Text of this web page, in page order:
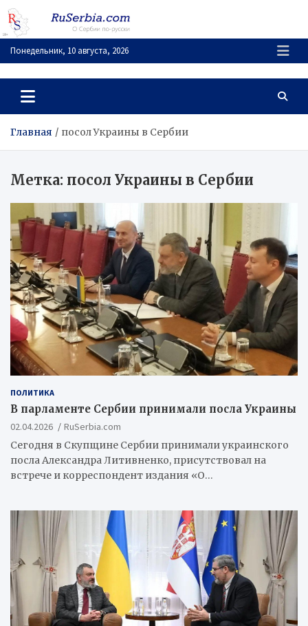
Перейти
содержимому
Понедельник, 10 августа, 2026
RuSerbia.com
О Сербии – по-русски
Главная посол Украины в Сербии
Метка: посол Украины в Сербии
ПОЛИТИКА
В парламенте Сербии принимали посла Украины
02.04.2026
RuSerbia.com
Сегодня в Скупщине Сербии принимали украинского
посла Александра Литивненко, присутствовал на
встрече и корреспондент издания «О…